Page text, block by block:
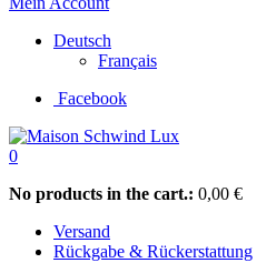
Deutsch
Français
Facebook
0
No products in the cart.: 0,00 €
Versand
Rückgabe & Rückerstattung